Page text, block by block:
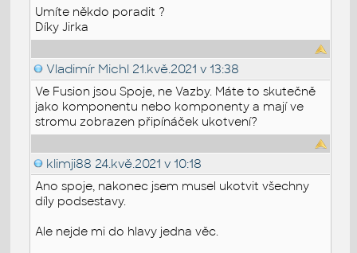
Umíte někdo poradit ?
Díky Jirka
Vladimír Michl 21.kvě.2021 v 13:38
Ve Fusion jsou Spoje, ne Vazby. Máte to skutečně
jako komponentu nebo komponenty a mají ve
stromu zobrazen připínáček ukotvení?
klimji88 24.kvě.2021 v 10:18
Ano spoje, nakonec jsem musel ukotvit všechny
díly podsestavy.
Ale nejde mi do hlavy jedna věc.